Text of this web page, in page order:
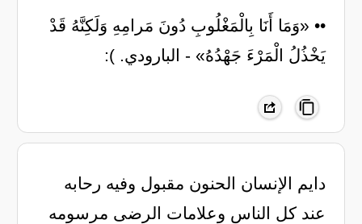
•• «وَمَا أَنَا بِالْمَغْلُوبِ دُونَ مَرامِهِ وَلَكِنَّهُ قَدْ
يَخْذُلُ الْمَرْءَ جَهْدُهُ» - البارودي. ):
‏دايم الإنسان الحنون مقبول وفيه رحابه
عند ‏كل الناس وعلامات الرضى مرسومه